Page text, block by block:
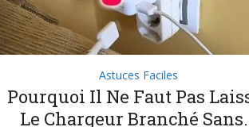
Astuces Faciles
Pourquoi Il Ne Faut Pas
Le Chargeur Branché